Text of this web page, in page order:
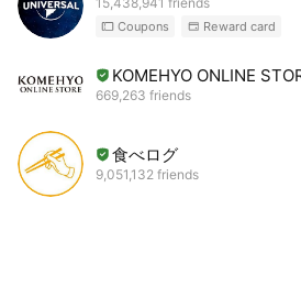
Coupons Reward card
KOMEHYO ONLINE
669,263 friends
食べログ
9,051,132 friends